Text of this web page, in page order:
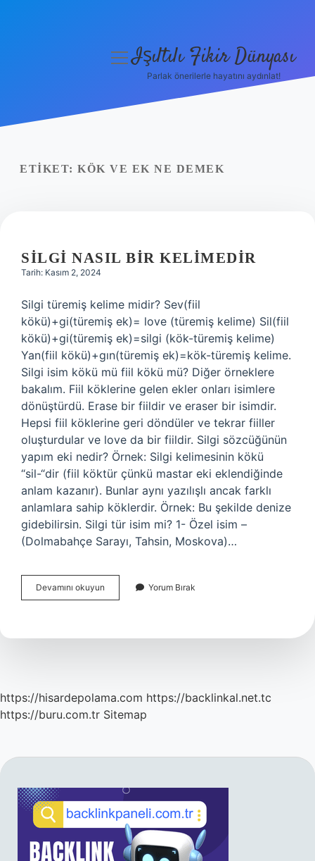
Yasal Uyarı
menüyüIşıltılı Fikir Dünyası
Parlak önerilerle hayatını aydınlat!
ETIKET: KÖK VE EK NE DEMEK
SILGI NASIL BIR KELIMEDIR
Tarih: Kasım 2, 2024
Silgi türemiş kelime midir? Sev(fiil
kökü)+gi(türemiş ek)= love (türemiş kelime) Sil(fiil
kökü)+gi(türemiş ek)=silgi (kök-türemiş kelime)
Yan(fiil kökü)+gın(türemiş ek)=kök-türemiş kelime.
Silgi isim kökü mü fiil kökü mü? Diğer örneklere
bakalım. Fiil köklerine gelen ekler onları isimlere
dönüştürdü. Erase bir fiildir ve eraser bir isimdir.
Hepsi fiil köklerine geri döndüler ve tekrar fiiller
oluşturdular ve love da bir fiildir. Silgi sözcüğünün
yapım eki nedir? Örnek: Silgi kelimesinin kökü
“sil-“dir (fiil köktür çünkü mastar eki eklendiğinde
anlam kazanır). Bunlar aynı yazılışlı ancak farklı
anlamlara sahip köklerdir. Örnek: Bu şekilde denize
gidebilirsin. Silgi tür isim mi? 1- Özel isim –
(Dolmabahçe Sarayı, Tahsin, Moskova)…
Devamını okuyun
Nasıl
Yorum Bırak
https://hisardepolama.com https://backlinkal.net.tc
https://buru.com.tr Sitemap
SIDEBAR